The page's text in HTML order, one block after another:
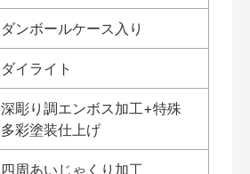
ダンボールケース入り
ダイライト
深彫り調エンボス加工+特殊
多彩塗装仕上げ
四周あいじゃくり加工